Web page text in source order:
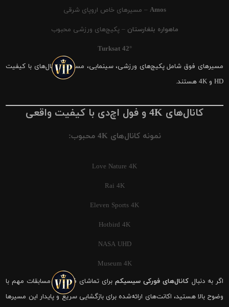
Amos – مسیرهای خاص اروپای شرقی
ماهواره بلغارستان – پکیج‌های ورزشی محبوب
Turksat 42°
مسیرهای فوق شامل پکیج‌های ورزشی، سینمایی، مستند و کانال‌های با کیفیت
HD و 4K هستند.
کانال‌های 4K و فول اچ‌دی با کیفیت واقعی
نمونه کانال‌های 4K محبوب:
Love Nature 4K
Rai 4K
Eleven Sports 4K
Hotbird 4K
NASA UHD
Museum 4K
اگر به دنبال کانال‌های فورکی سیسیکمبرای تماشای فوتبال و مسابقات مهم با
وضوح بالا هستید، اکانت‌های ارائه‌شده برای بازگشایی سریع و پایدار این مسیرها